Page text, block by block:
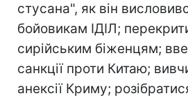
стусана", як він
бойовикам ІДІЛ;
сирійським біженцям;
санкції проти Китаю;
анексії Криму;